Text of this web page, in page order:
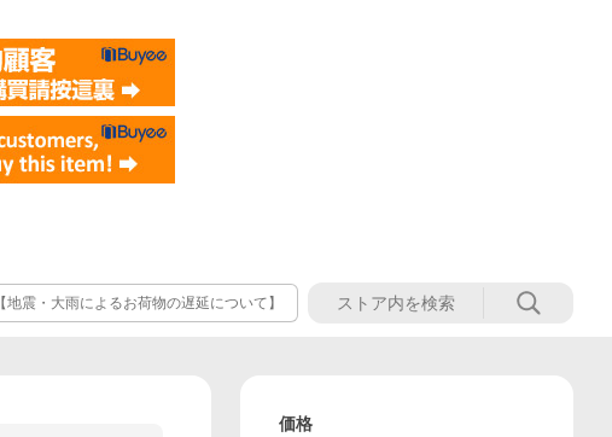
【地震・大雨によるお荷物の遅延について】
価格